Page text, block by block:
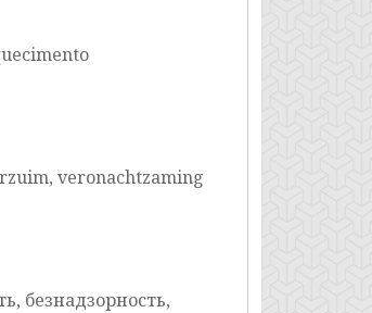
veronachtzaming
безнадзорность,